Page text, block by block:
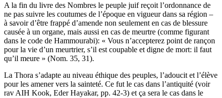
A la fin du livre des Nombres le peuple juif reçoit l’ordonnance de
ne pas suivre les coutumes de l’époque en vigueur dans sa région –
à savoir d’être frappé d’amende non seulement en cas de blessure
causée à un organe, mais aussi en cas de meurtre (comme figurant
dans le code de Hammourabi): « Vous n’accepterez point de rançon
pour la vie d’un meurtrier, s’il est coupable et digne de mort: il faut
qu’il meure » (Nom. 35, 31).
La Thora s’adapte au niveau éthique des peuples, l’adoucit et l’élève
pour les amener vers la sainteté. Ce fut le cas dans l’antiquité (voir
rav AIH Kook, Eder Hayakar, pp. 42-3) et ça sera le cas dans le